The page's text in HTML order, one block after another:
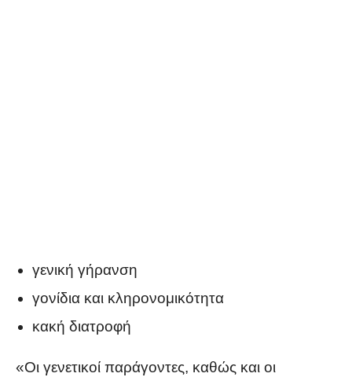
γενική γήρανση
γονίδια και κληρονομικότητα
κακή διατροφή
«Οι γενετικοί παράγοντες, καθώς και οι